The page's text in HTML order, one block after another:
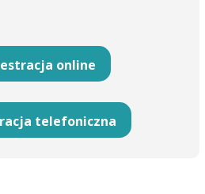
online
telefoniczna